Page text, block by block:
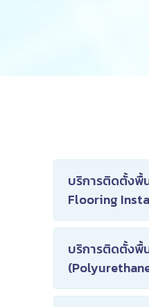
บริการติดตั้งพื้
Flooring
บริการติดตั้งพื้